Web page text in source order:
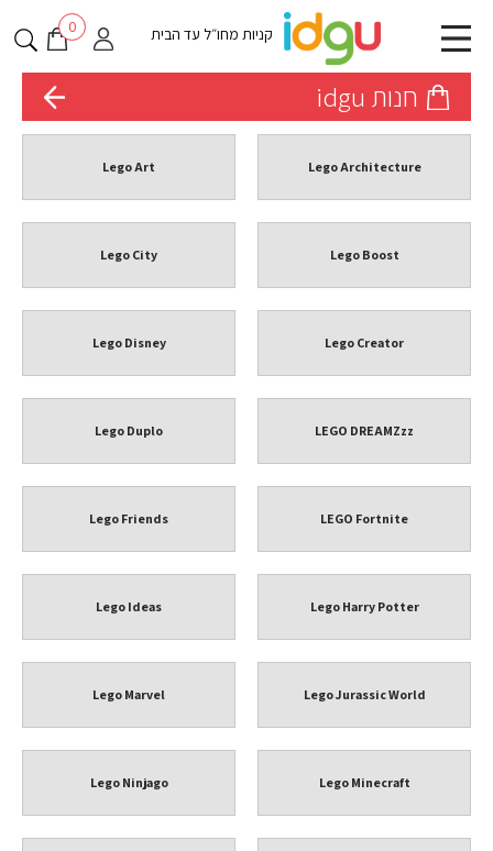
קניות מחו״ל עד הבית 0
חנות idgu
Lego Architecture
Lego Art
Lego Boost
Lego City
Lego Creator
Lego Disney
LEGO DREAMZzz
Lego Duplo
LEGO Fortnite
Lego Friends
Lego Harry Potter
Lego Ideas
Lego Jurassic World
Lego Marvel
Lego Minecraft
Lego Ninjago